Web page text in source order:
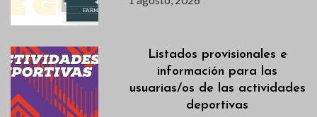
Listados provisionales e
información para las
usuarias/os de las actividades
deportivas